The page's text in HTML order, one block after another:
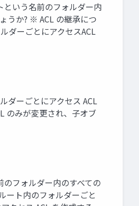
いう名前のフォルダー内
うか? ※ ACL の継承につ
ダーごとにアクセスACL
ダーごとにアクセス ACL
のみが変更され、子オブ
フォルダー内のすべての
ート内のフォルダーごと